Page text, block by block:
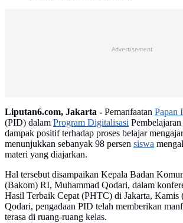
Advertisement
Liputan6.com, Jakarta - Pemanfaatan Papan
(PID) dalam Program Digitalisasi
dampak positif terhadap proses belajar
menunjukkan sebanyak 98 persen siswa
materi yang diajarkan.
Hal tersebut disampaikan Kepala Badan
(Bakom) RI, Muhammad Qodari, dalam
Hasil Terbaik Cepat (PHTC) di Jakarta, Kamis
Qodari, pengadaan PID telah memberikan
terasa di ruang-ruang kelas.